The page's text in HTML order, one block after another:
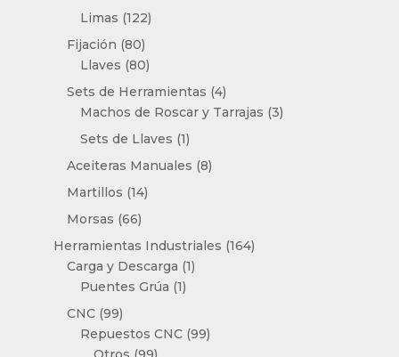
Limas 122122
Fijación 8080
productos
Llaves 8080
productos
Sets de Herramientas 44
productos
Machos de Roscar y Tarrajas 33
Sets de Llaves 11
producto
Aceiteras Manuales 88
Martillos 1414
Morsas 6666
productos
Herramientas Industriales 164164
Carga y Descarga 11
Puentes Grúa 11
CNC 9999
productos
Repuestos CNC 9999
99